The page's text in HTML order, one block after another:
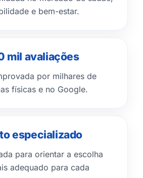
e bem-estar.
mil avaliações
por milhares de
físicas e no Google.
especializado
para orientar a escolha
adequado para cada